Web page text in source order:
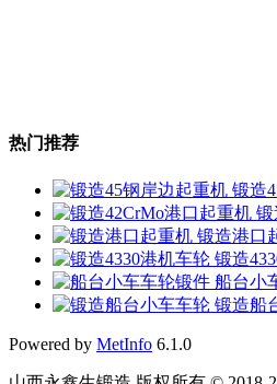
热门推荐
锻造
锻
锻造港口
锻造
船台小
锻造船
Powered by MetInfo 6.1.0